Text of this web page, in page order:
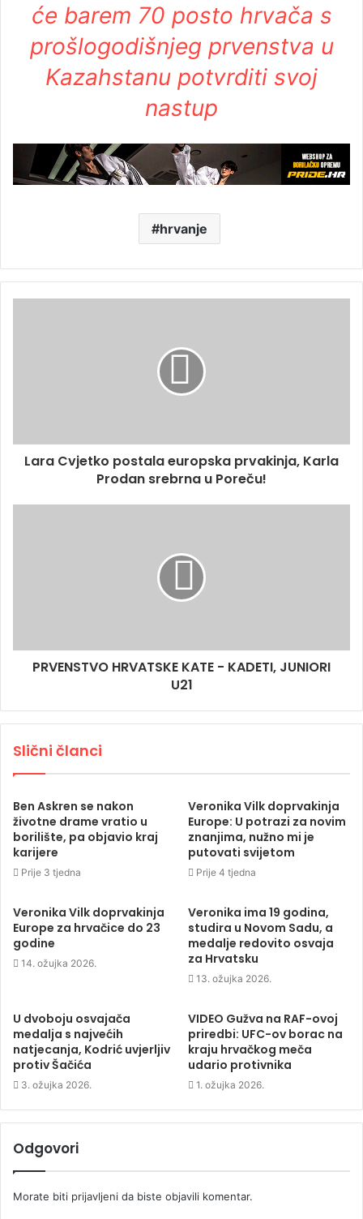
će barem 70 posto hrvača s
prošlogodišnjeg prvenstva u
Kazahstanu potvrditi svoj
nastup
hrvanje
Lara Cvjetko postala europska prvakinja, Karla
Prodan srebrna u Poreču!
PRVENSTVO HRVATSKE KATE - KADETI, JUNIORI
U21
Slični članci
Ben Askren se nakon
životne drame vratio u
borilište, pa objavio kraj
karijere
Prije 3 tjedna
Veronika Vilk doprvakinja
Europe: U potrazi za novim
znanjima, nužno mi je
putovati svijetom
Prije 4 tjedna
Veronika Vilk doprvakinja
Europe za hrvačice do 23
godine
14. ožujka 2026.
Veronika ima 19 godina,
studira u Novom Sadu, a
medalje redovito osvaja
za Hrvatsku
13. ožujka 2026.
U dvoboju osvajača
medalja s najvećih
natjecanja, Kodrić uvjerljiv
protiv Šačića
3. ožujka 2026.
VIDEO Gužva na RAF-ovoj
priredbi: UFC-ov borac na
kraju hrvačkog meča
udario protivnika
1. ožujka 2026.
Odgovori
Morate biti prijavljeni da biste objavili komentar.